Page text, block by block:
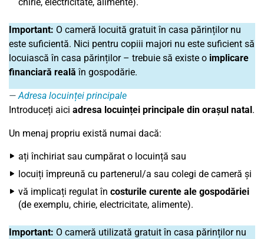
Important: O cameră locuită gratuit în casa părinților nu
este suficientă. Nici pentru copiii majori nu este suficient să
locuiască în casa părinților – trebuie să existe o implicare
financiară reală în gospodărie.
Adresa locuinței principale
Introduceți aici adresa locuinței principale din orașul natal.
Un menaj propriu există numai dacă:
ați închiriat sau cumpărat o locuință sau
locuiți împreună cu partenerul/a sau colegi de cameră și
vă implicați regulat în costurile curente ale gospodăriei
(de exemplu, chirie, electricitate, alimente).
Important: O cameră utilizată gratuit în casa părinților nu